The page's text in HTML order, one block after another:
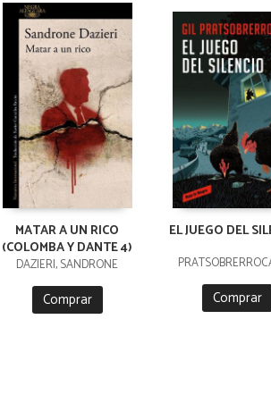
MATAR A UN RICO
(COLOMBA Y DANTE 4)
DAZIERI, SANDRONE
Comprar
EL JUEGO DEL
Comprar